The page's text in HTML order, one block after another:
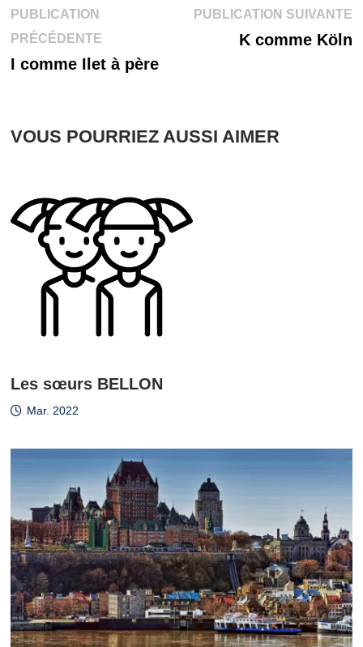
Navigation
de
l’article
PUBLICATION
PRÉCÉDENTEPublication
précédente :
I comme Ilet à père
PUBLICATION SUIVANTE
K comme Köln
VOUS POURRIEZ AUSSI AIMER
Les sœurs BELLON
Mar. 2022